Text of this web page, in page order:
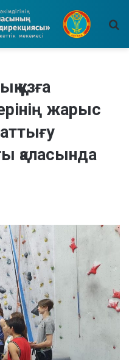
құзға
жарыс
қаласында